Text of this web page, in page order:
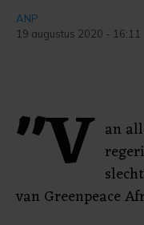
ANP
19 augustus 2020 - 16:11
"V an
van Greenpeace